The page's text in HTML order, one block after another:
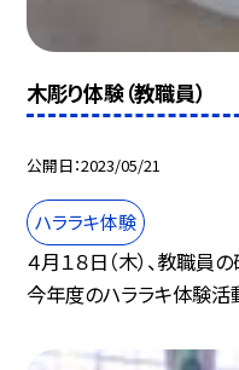
木彫り体験（教職員）
公開日 2023/05/21
ハララキ体験
４月１８日（木）、教職員
今年度のハララキ体験活